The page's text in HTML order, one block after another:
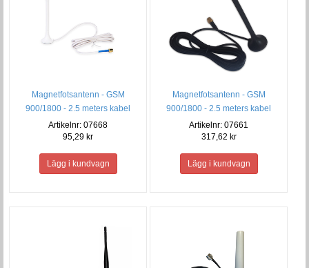
Magnetfotsantenn - GSM
900/1800 - 2.5 meters kabel
(Vit)
Artikelnr: 07668
95,29 kr
Magnetfotsantenn - GSM
900/1800 - 2.5 meters kabel
(Svart)
Artikelnr: 07661
317,62 kr